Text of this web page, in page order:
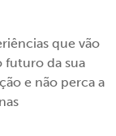
que vão
futuro da sua
e não perca a